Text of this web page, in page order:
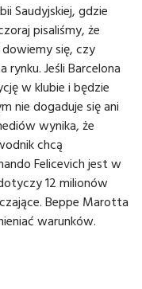
Saudyjskiej, gdzie
pisaliśmy, że
się, czy
Jeśli Barcelona
w klubie i będzie
nie dogaduje się ani
wynika, że
chcą
Felicevich jest w
12 milionów
Beppe Marotta
warunków.